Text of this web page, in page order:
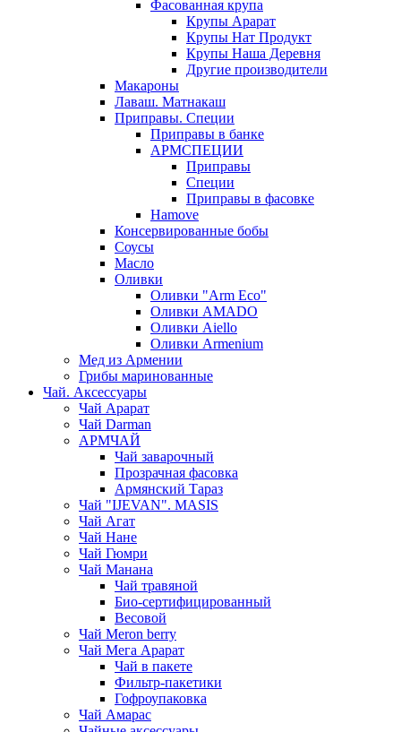
Фасованная крупа
Крупы Арарат
Крупы Нат Продукт
Крупы Наша Деревня
Другие производители
Макароны
Лаваш. Матнакаш
Приправы. Специи
Приправы в банке
АРМСПЕЦИИ
Приправы
Специи
Приправы в фасовке
Hamove
Консервированные бобы
Соусы
Масло
Оливки
Оливки "Arm Eco"
Оливки AMADO
Оливки Aiello
Оливки Armenium
Мед из Армении
Грибы маринованные
Чай. Аксессуары
Чай Арарат
Чай Darman
АРМЧАЙ
Чай заварочный
Прозрачная фасовка
Армянский Тараз
Чай "IJEVAN". MASIS
Чай Агат
Чай Нане
Чай Гюмри
Чай Манана
Чай травяной
Био-сертифицированный
Весовой
Чай Meron berry
Чай Мега Арарат
Чай в пакете
Фильтр-пакетики
Гофроупаковка
Чай Амарас